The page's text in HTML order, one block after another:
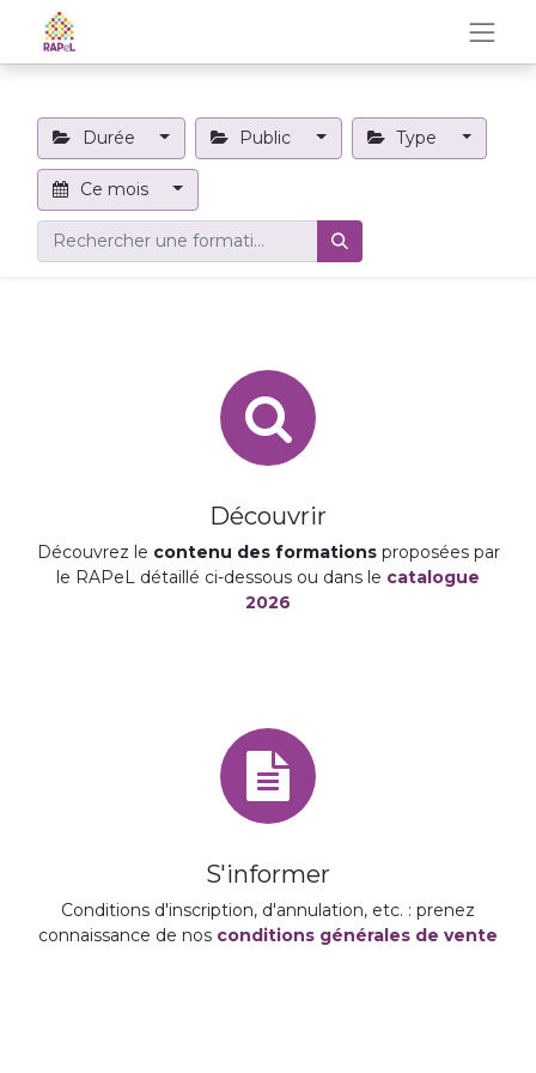
Durée Public Type
Ce mois
Découvrir
Découvrez le contenu des formationsproposées par
le RAPeL détaillé ci-dessous ou dans le catalogue
2026
S'informer
Conditions d'inscription, d'annulation, etc. : prenez
connaissance de nos conditions générales de vente